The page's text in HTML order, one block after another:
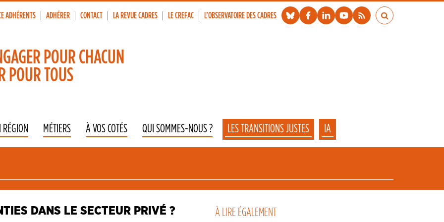
ADHÉRENTS ADHÉRER CONTACT LA REVUE CADRES LE CREFAC L’OBSERVATOIRE DES CADRES
POUR CHACUN
POUR TOUS
RÉGION MÉTIERS À VOS COTÉS QUI SOMMES-NOUS ? LES TRANSITIONS JUSTES IA
DANS LE SECTEUR PRIVÉ ? À LIRE ÉGALEMENT